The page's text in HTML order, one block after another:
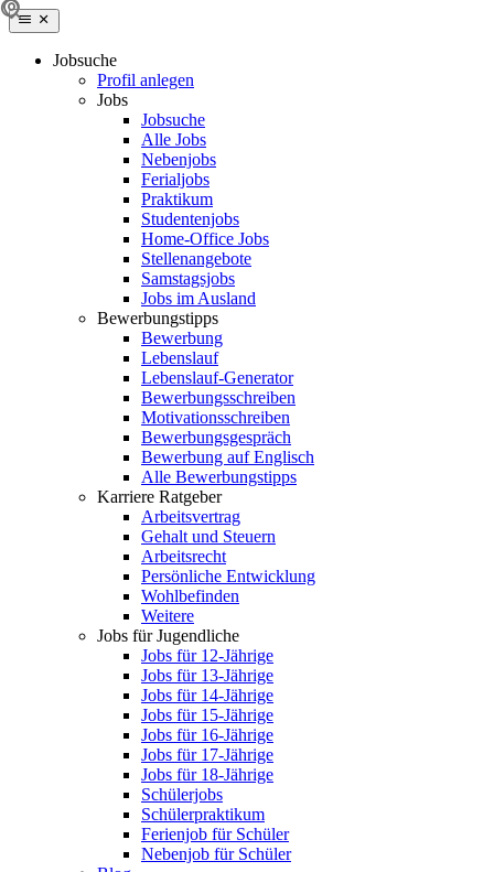
Jobsuche
Profil anlegen
Jobs
Jobsuche
Alle Jobs
Nebenjobs
Ferialjobs
Praktikum
Studentenjobs
Home-Office Jobs
Stellenangebote
Samstagsjobs
Jobs im Ausland
Bewerbungstipps
Bewerbung
Lebenslauf
Lebenslauf-Generator
Bewerbungsschreiben
Motivationsschreiben
Bewerbungsgespräch
Bewerbung auf Englisch
Alle Bewerbungstipps
Karriere Ratgeber
Arbeitsvertrag
Gehalt und Steuern
Arbeitsrecht
Persönliche Entwicklung
Wohlbefinden
Weitere
Jobs für Jugendliche
Jobs für 12-Jährige
Jobs für 13-Jährige
Jobs für 14-Jährige
Jobs für 15-Jährige
Jobs für 16-Jährige
Jobs für 17-Jährige
Jobs für 18-Jährige
Schülerjobs
Schülerpraktikum
Ferienjob für Schüler
Nebenjob für Schüler